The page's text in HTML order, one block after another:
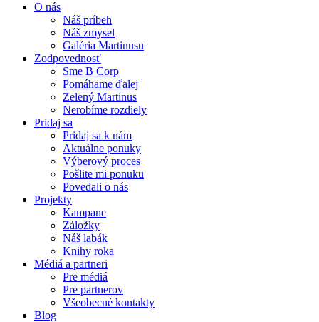
O nás
Náš príbeh
Náš zmysel
Galéria Martinusu
Zodpovednosť
Sme B Corp
Pomáhame ďalej
Zelený Martinus
Nerobíme rozdiely
Pridaj sa
Pridaj sa k nám
Aktuálne ponuky
Výberový proces
Pošlite mi ponuku
Povedali o nás
Projekty
Kampane
Záložky
Náš labák
Knihy roka
Médiá a partneri
Pre médiá
Pre partnerov
Všeobecné kontakty
Blog